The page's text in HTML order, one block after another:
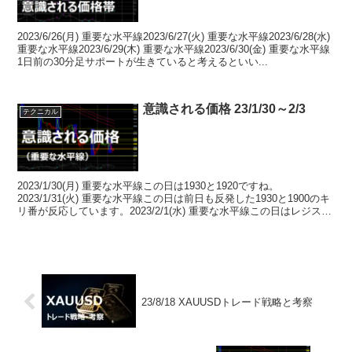
2023/6/26(月) 重要な水平線2023/6/27(火) 重要な水平線2023/6/28(水)
重要な水平線2023/6/29(木) 重要な水平線2023/6/30(金) 重要な水平線
1日前の30分足サポートが生きていると考えるといい...
テクニカル 意識される価格 23/1/30～2/3
2023/1/30(月) 重要な水平線この日は1930と1920ですね。
2023/1/31(火) 重要な水平線この日は前日も反発した1930と1900のキ
リ番が反応しています。2023/2/1(水) 重要な水平線この日はレジスタ
23/8/18 XAUUSDトレード戦略と考察